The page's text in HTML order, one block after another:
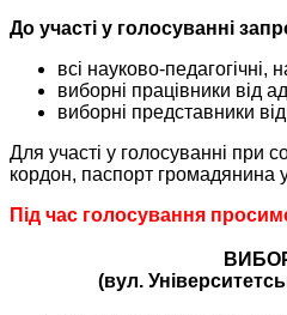
До участі у голосуванні
всі науково-педагогічні,
виборні працівники від
виборні представники від
Для участі у голосуванні при
кордон, паспорт громадянина
Під час голосування
(вул.